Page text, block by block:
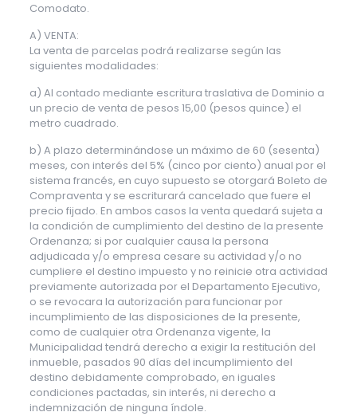
Comodato.
A) VENTA:
La venta de parcelas podrá realizarse según las
siguientes modalidades:
a) Al contado mediante escritura traslativa de Dominio a
un precio de venta de pesos 15,00 (pesos quince) el
metro cuadrado.
b) A plazo determinándose un máximo de 60 (sesenta)
meses, con interés del 5% (cinco por ciento) anual por el
sistema francés, en cuyo supuesto se otorgará Boleto de
Compraventa y se escriturará cancelado que fuere el
precio fijado. En ambos casos la venta quedará sujeta a
la condición de cumplimiento del destino de la presente
Ordenanza; si por cualquier causa la persona
adjudicada y/o empresa cesare su actividad y/o no
cumpliere el destino impuesto y no reinicie otra actividad
previamente autorizada por el Departamento Ejecutivo,
o se revocara la autorización para funcionar por
incumplimiento de las disposiciones de la presente,
como de cualquier otra Ordenanza vigente, la
Municipalidad tendrá derecho a exigir la restitución del
inmueble, pasados 90 días del incumplimiento del
destino debidamente comprobado, en iguales
condiciones pactadas, sin interés, ni derecho a
indemnización de ninguna índole.